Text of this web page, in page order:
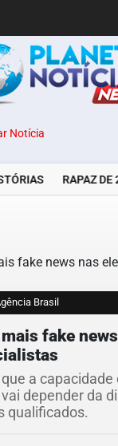
Notícia
RAPAZ DE
Brasil
fake
a
depender da
qualificados.